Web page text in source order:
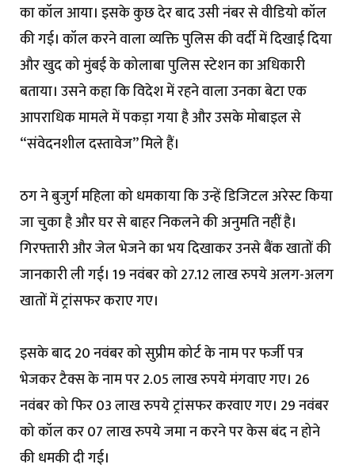
का कॉल आया। इसके कुछ देर बाद उसी नंबर से वीडियो कॉल
की गई। कॉल करने वाला व्यक्ति पुलिस की वर्दी में दिखाई दिया
और खुद को मुंबई के कोलाबा पुलिस स्टेशन का अधिकारी
बताया। उसने कहा कि विदेश में रहने वाला उनका बेटा एक
आपराधिक मामले में पकड़ा गया है और उसके मोबाइल से
“संवेदनशील दस्तावेज” मिले हैं।
ठग ने बुजुर्ग महिला को धमकाया कि उन्हें डिजिटल अरेस्ट किया
जा चुका है और घर से बाहर निकलने की अनुमति नहीं है।
गिरफ्तारी और जेल भेजने का भय दिखाकर उनसे बैंक खातों की
जानकारी ली गई। 19 नवंबर को 27.12 लाख रुपये अलग-अलग
खातों में ट्रांसफर कराए गए।
इसके बाद 20 नवंबर को सुप्रीम कोर्ट के नाम पर फर्जी पत्र
भेजकर टैक्स के नाम पर 2.05 लाख रुपये मंगवाए गए। 26
नवंबर को फिर 03 लाख रुपये ट्रांसफर करवाए गए। 29 नवंबर
को कॉल कर 07 लाख रुपये जमा न करने पर केस बंद न होने
की धमकी दी गई।